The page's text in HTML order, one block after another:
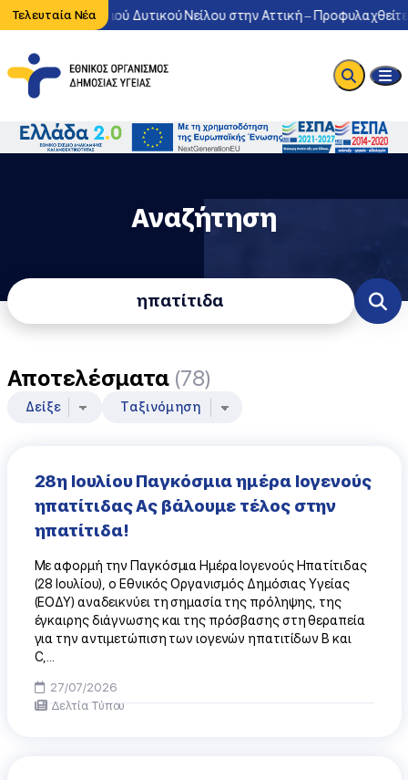
Τελευταία Νέατου ιού Δυτικού Νείλου στην Αττική – Προφυλαχθείτε
Αναζήτηση
Φόρμα Αναζήτησης
Αποτελέσματα (78)
Δείξε Ταξινόμηση
28η Ιουλίου Παγκόσμια ημέρα Ιογενούς
ηπατίτιδας Ας βάλουμε τέλος στην
ηπατίτιδα!
Με αφορμή την Παγκόσμια Ημέρα Ιογενούς Ηπατίτιδας
(28 Ιουλίου), ο Εθνικός Οργανισμός Δημόσιας Υγείας
(ΕΟΔΥ) αναδεικνύει τη σημασία της πρόληψης, της
έγκαιρης διάγνωσης και της πρόσβασης στη θεραπεία
για την αντιμετώπιση των ιογενών ηπατιτίδων Β και
C,...
27/07/2026
Δελτία Τύπου